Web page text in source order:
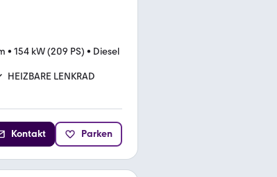
• 154 kW (209 PS) • Diesel
HEIZBARE LENKRAD
Kontakt Parken